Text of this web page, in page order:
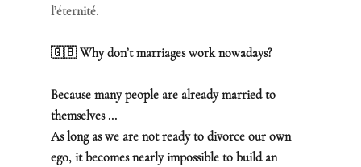
l’éternité.
🇬🇧 Why don’t marriages work nowadays?
Because many people are already married to
themselves ...
As long as we are not ready to divorce our own
ego, it becomes nearly impossible to build an